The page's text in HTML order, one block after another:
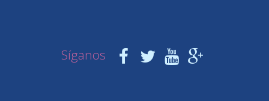
Síganos